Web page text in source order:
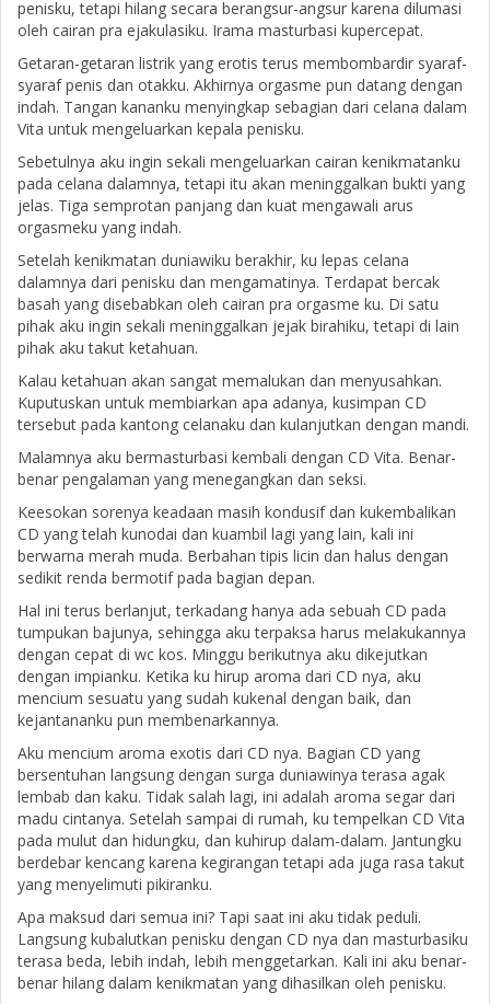
penisku, tetapi hilang secara berangsur-angsur karena dilumasi
oleh cairan pra ejakulasiku. Irama masturbasi kupercepat.
Getaran-getaran listrik yang erotis terus membombardir syaraf-
syaraf penis dan otakku. Akhirnya orgasme pun datang dengan
indah. Tangan kananku menyingkap sebagian dari celana dalam
Vita untuk mengeluarkan kepala penisku.
Sebetulnya aku ingin sekali mengeluarkan cairan kenikmatanku
pada celana dalamnya, tetapi itu akan meninggalkan bukti yang
jelas. Tiga semprotan panjang dan kuat mengawali arus
orgasmeku yang indah.
Setelah kenikmatan duniawiku berakhir, ku lepas celana
dalamnya dari penisku dan mengamatinya. Terdapat bercak
basah yang disebabkan oleh cairan pra orgasme ku. Di satu
pihak aku ingin sekali meninggalkan jejak birahiku, tetapi di lain
pihak aku takut ketahuan.
Kalau ketahuan akan sangat memalukan dan menyusahkan.
Kuputuskan untuk membiarkan apa adanya, kusimpan CD
tersebut pada kantong celanaku dan kulanjutkan dengan mandi.
Malamnya aku bermasturbasi kembali dengan CD Vita. Benar-
benar pengalaman yang menegangkan dan seksi.
Keesokan sorenya keadaan masih kondusif dan kukembalikan
CD yang telah kunodai dan kuambil lagi yang lain, kali ini
berwarna merah muda. Berbahan tipis licin dan halus dengan
sedikit renda bermotif pada bagian depan.
Hal ini terus berlanjut, terkadang hanya ada sebuah CD pada
tumpukan bajunya, sehingga aku terpaksa harus melakukannya
dengan cepat di wc kos. Minggu berikutnya aku dikejutkan
dengan impianku. Ketika ku hirup aroma dari CD nya, aku
mencium sesuatu yang sudah kukenal dengan baik, dan
kejantananku pun membenarkannya.
Aku mencium aroma exotis dari CD nya. Bagian CD yang
bersentuhan langsung dengan surga duniawinya terasa agak
lembab dan kaku. Tidak salah lagi, ini adalah aroma segar dari
madu cintanya. Setelah sampai di rumah, ku tempelkan CD Vita
pada mulut dan hidungku, dan kuhirup dalam-dalam. Jantungku
berdebar kencang karena kegirangan tetapi ada juga rasa takut
yang menyelimuti pikiranku.
Apa maksud dari semua ini? Tapi saat ini aku tidak peduli.
Langsung kubalutkan penisku dengan CD nya dan masturbasiku
terasa beda, lebih indah, lebih menggetarkan. Kali ini aku benar-
benar hilang dalam kenikmatan yang dihasilkan oleh penisku.